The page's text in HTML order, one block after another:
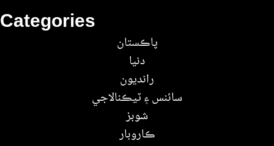
Categories
پاڪستان
دنيا
رانديون
سائنس ۽ ٽيڪنالاجي
شوبز
ڪاروبار